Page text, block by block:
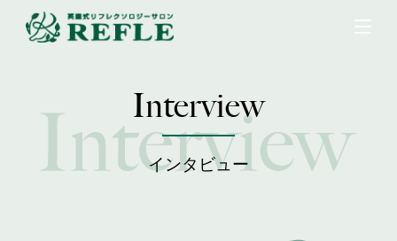
Interview
インタビュー